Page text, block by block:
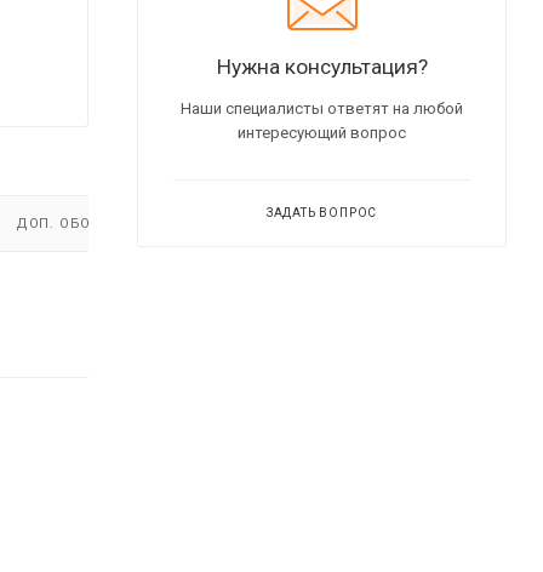
ДОП. ОБОРУДОВАНИЕ ВИДЕО (2)
Нужна консультация?
Наши специалисты ответят на любой
интересующий вопрос
ЗАДАТЬ ВОПРОС